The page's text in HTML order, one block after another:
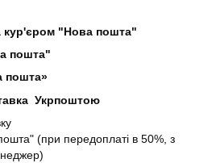
кур'єром "Нова пошта"
пошта"
пошта»
Укрпоштою
(при передоплаті в 50%, з